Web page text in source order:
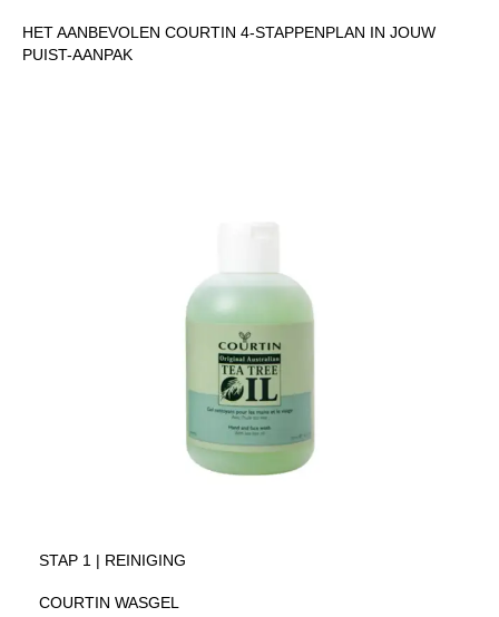
HET AANBEVOLEN COURTIN 4-STAPPENPLAN IN JOUW
PUIST-AANPAK
STAP 1 | REINIGING
COURTIN WASGEL